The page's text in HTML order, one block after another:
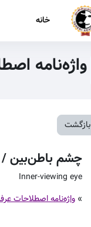
خانه
واژه‌نامه
بازگشت
چشم باطن‌بین
Inner-viewing eye
» واژه‌نامه اصطلاحات